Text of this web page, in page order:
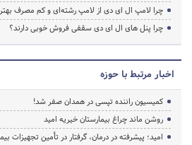
چرا لامپ ال ای دی از لامپ رشته‌ای و کم مصرف
چرا پنل های ال ای دی سقفی فروش خوبی دارند؟
اخبار مرتبط با حوزه
کمیسیون راننده تپسی در همدان صفر شد!
روشن ماند چراغ بیمارستان خیریه امید
امید؛ پیشرفته در درمان، گرفتار در تأمین تجهیزات